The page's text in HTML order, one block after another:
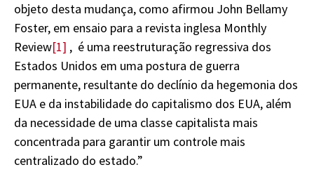
objeto desta mudança, como afirmou John Bellamy
Foster, em ensaio para a revista inglesa Monthly
Review[1] , é uma reestruturação regressiva dos
Estados Unidos em uma postura de guerra
permanente, resultante do declínio da hegemonia dos
EUA e da instabilidade do capitalismo dos EUA, além
da necessidade de uma classe capitalista mais
concentrada para garantir um controle mais
centralizado do estado.”